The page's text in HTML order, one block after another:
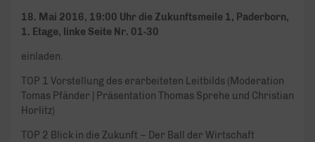
18. Mai 2016, 19:00 Uhr die Zukunftsmeile 1, Paderborn,
1. Etage, linke Seite Nr. 01-30
einladen.
TOP 1 Vorstellung des erarbeiteten Leitbilds (Moderation
Tomas Pfänder | Präsentation Thomas Sprehe und Christian
Horlitz)
TOP 2 Blick in die Zukunft – Der Ball der Wirtschaft